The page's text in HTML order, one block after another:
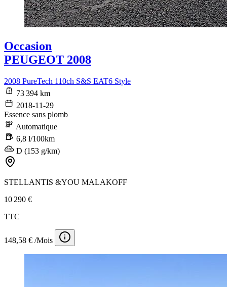
Occasion
PEUGEOT 2008
2008 PureTech 110ch S&S EAT6 Style
73 394 km
2018-11-29
Essence sans plomb
Automatique
6,8 l/100km
D (153 g/km)
STELLANTIS &YOU MALAKOFF
10 290 €
TTC
148,58 € /Mois